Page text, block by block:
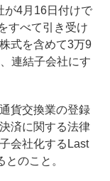
が4月16日付けで
すべて引き受け
式を含めて3万9
連結子会社にす
貨交換業の登録
済に関する法律
会社化するLast
のこと。